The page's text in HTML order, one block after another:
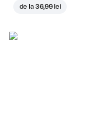
de la 36,99 lei